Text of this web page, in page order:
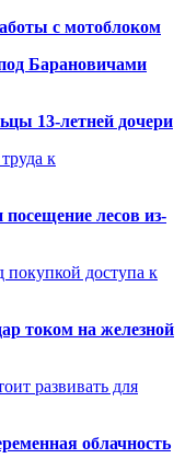
с мотоблоком
Барановичами
13-летней дочери
к
лесов из-
покупкой доступа к
током на железной
развивать для
облачность